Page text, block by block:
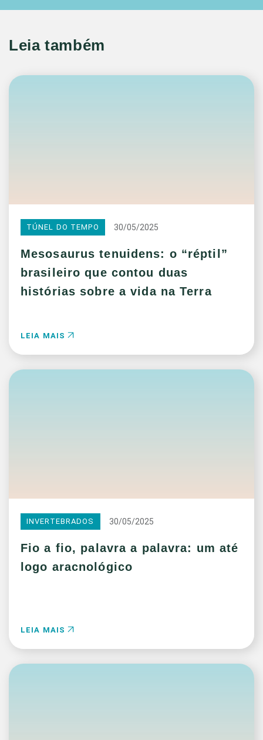
Leia também
TÚNEL DO TEMPO 30/05/2025
Mesosaurus tenuidens: o “réptil”
brasileiro que contou duas
histórias sobre a vida na Terra
LEIA MAIS
INVERTEBRADOS 30/05/2025
Fio a fio, palavra a palavra: um até
logo aracnológico
LEIA MAIS